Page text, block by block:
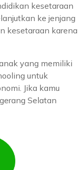
kesetaraan
ke jenjang
kesetaraan karena
yang memiliki
untuk
Jika kamu
Selatan